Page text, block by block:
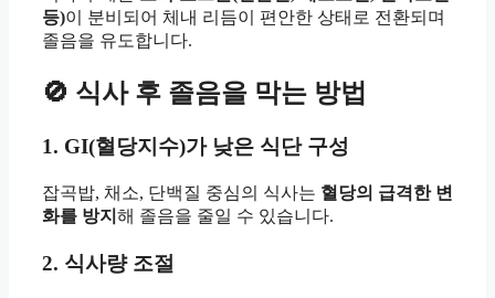
등)이 분비되어 체내 리듬이 편안한 상태로 전환되며
졸음을 유도합니다.
🚫 식사 후 졸음을 막는 방법
1. GI(혈당지수)가 낮은 식단 구성
잡곡밥, 채소, 단백질 중심의 식사는 혈당의 급격한 변
화를 방지 해 졸음을 줄일 수 있습니다.
2. 식사량 조절